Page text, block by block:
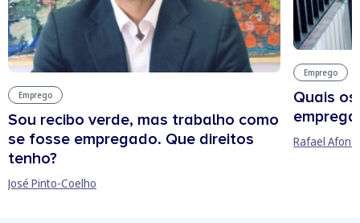
Emprego
Sou recibo verde, mas trabalho como
se fosse empregado. Que direitos
tenho?
José Pinto-Coelho
Emprego
Quais
Rafael